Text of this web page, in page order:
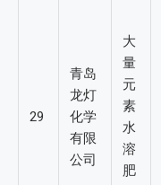
29
青岛
龙灯
化学
有限
公司
大
量
元
素
水
溶
肥